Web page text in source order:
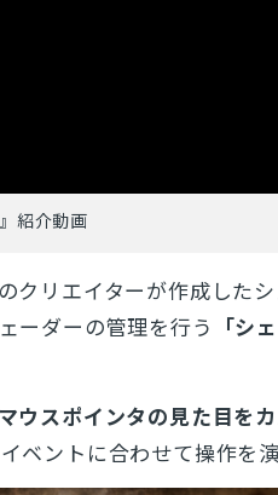
紹介動画
クリエイターが作成した
ーダーの管理を行う 「シ
マウスポインタの見た目を
ベントに合わせて操作を演